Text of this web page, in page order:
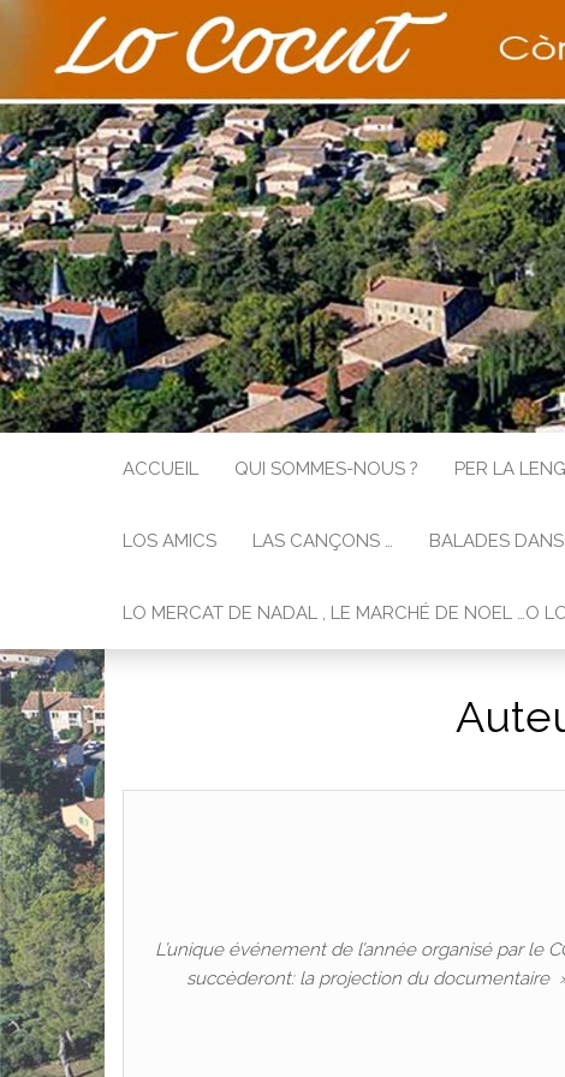
COCUT
ACCUEIL QUI SOMMES-NOUS ? PER LA
LOS AMICS LAS CANÇONS … BALADES
LO MERCAT DE NADAL , LE MARCHÉ DE NOEL …O
L’unique événement de l’année organisé par le
succèderont: la projection du documentaire